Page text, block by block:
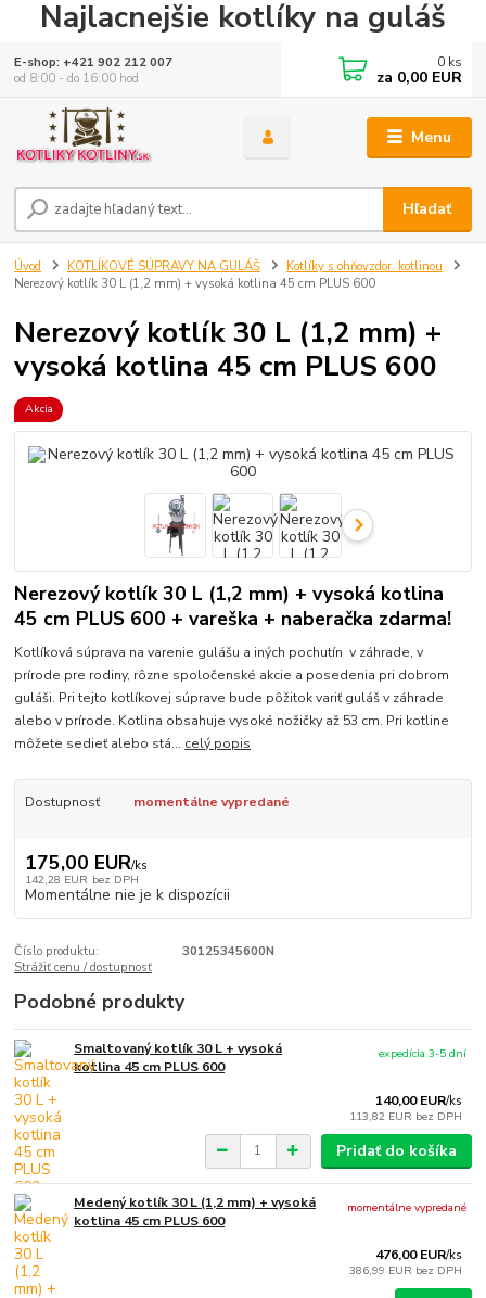
Najlacnejšie kotlíky na guláš
Menu
Hľadať
E-shop: +421 902 212 007
od 8:00 - do 16:00 hod
0 ks
za 0,00 EUR
Úvod KOTLÍKOVÉ SÚPRAVY NA GULÁŠ
Kotlíky s ohňovzdor. kotlinou
Nerezový kotlík 30 L (1,2 mm) + vysoká kotlina 45 cm PLUS 600
Nerezový kotlík 30 L (1,2 mm) +
vysoká kotlina 45 cm PLUS 600
Akcia
Nerezový kotlík 30 L (1,2 mm) + vysoká kotlina
45 cm PLUS 600 + vareška + naberačka zdarma!
Kotlíková súprava na varenie gulášu a iných pochutín v záhrade, v
prírode pre rodiny, rôzne spoločenské akcie a posedenia pri dobrom
guláši. Pri tejto kotlíkovej súprave bude pôžitok variť guláš v záhrade
alebo v prírode. Kotlina obsahuje vysoké nožičky až 53 cm. Pri kotline
môžete sedieť alebo stá... celý popis
Dostupnosť momentálne vypredané
175,00 EUR/ks
142,28 EUR bez DPH
Momentálne nie je k dispozícii
Číslo produktu:
30125345600N
Strážiť cenu / dostupnosť
Podobné produkty
Smaltovaný kotlík 30 L + vysoká
kotlina 45 cm PLUS 600
140,00 EUR/ks
113,82 EUR bez DPH
expedícia 3-5 dní
Pridať do košíka
Medený kotlík 30 L (1,2 mm) + vysoká
kotlina 45 cm PLUS 600
476,00 EUR/ks
386,99 EUR bez DPH
momentálne vypredané